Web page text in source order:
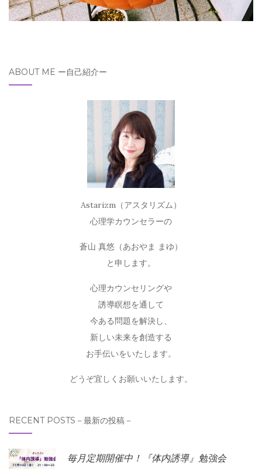
ABOUT ME ー自己紹介ー
Astarizm（アスタリズム）
心理学カウンセラーの
蒼山 真悠（あおやま まゆ）
と申します。
心理カウンセリングや
誘導瞑想を通して
今ある問題を解決し、
新しい未来を創造する
お手伝いをいたします。
どうぞ宜しくお願いいたします。
RECENT POSTS－最新の投稿－
毎月定期開催中！『体内誘導』勉強会